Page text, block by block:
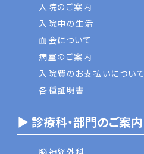
入院のご案内
入院中の生活
面会について
病室のご案内
入院費のお支払いについて
各種証明書
▶ 診療科・部門のご案内